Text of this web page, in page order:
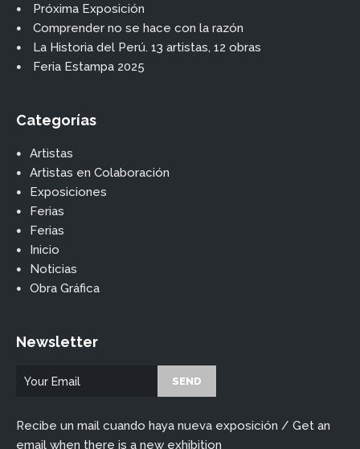
Próxima Exposición
Comprender no se hace con la razón
La Historia del Perú. 13 artistas, 12 obras
Feria Estampa 2025
Categorías
Artistas
Artistas en Colaboración
Exposiciones
Ferias
Ferias
Inicio
Noticias
Obra Gráfica
Newsletter
Recibe un mail cuando haya nueva exposición / Get an
email when there is a new exhibition